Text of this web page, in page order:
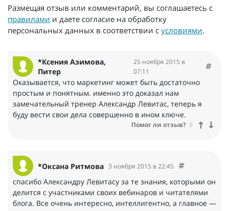
Размещая отзыв или комментарий, вы соглашаетесь с
правилами и даете согласие на обработку
персональных данных в соответствии с условиями.
*Ксения Азимова,
Питер
25 ноября 2015 в
07:11
Оказывается, что маркетинг может быть достаточно
простым и понятным. именно это доказал нам
замечательный тренер Александр Левитас, теперь я
буду вести свои дела совершенно в ином ключе.
Помог ли отзыв? 0
*Оксана Ритмова 3 ноября 2015 в 22:45
спасибо Александру Левитасу за те знания, которыми он
делится с участниками своих вебинаров и читателями
блога. Все очень интересно, интеллигентно, а главное —